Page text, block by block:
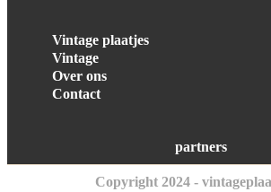
Vintage plaatjes
Vintage
Over ons
Contact
partners
Copyright 2024 -